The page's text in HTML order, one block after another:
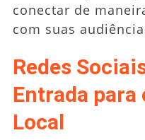
conectar de
com suas
Redes
Entrada para
Local